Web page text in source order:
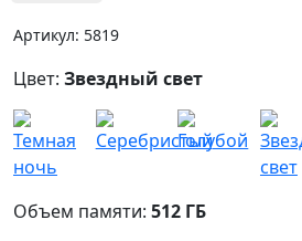
Артикул: 5819
Цвет: Звездный свет
Объем памяти: 512 ГБ